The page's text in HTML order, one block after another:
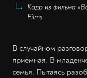
Кадр из фильма
Films
В случайном
приёмная. В
семья. Пытаясь